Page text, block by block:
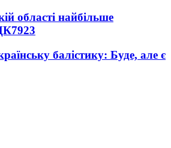
області найбільше
7923
балістику: Буде, але є